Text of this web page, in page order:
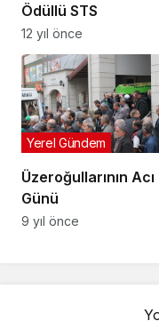
Ödüllü STS
12 yıl önce
Üzeroğullarının Acı
Günü
Yerel Gündem
9 yıl önce